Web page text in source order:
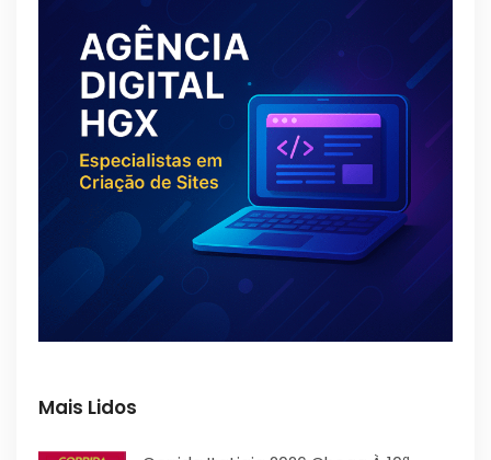
Mais Lidos